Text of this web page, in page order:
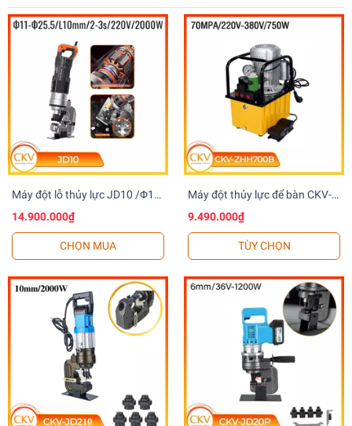
Máy đột lỗ thủy lực JD10 /Φ11-
Φ25.5/L10mm/2-
14.900.000₫
CHỌN MUA
Máy đột thủy lực để bàn CKV-
700B Đột sâu, nhanh chóng,
9.490.000₫
TÙY CHỌN